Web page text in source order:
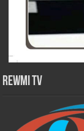
Rewmi TV